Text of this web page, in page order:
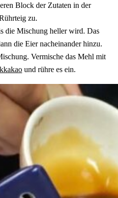
Block der Zutaten in der
zu.
die Mischung heller wird. Das
die Eier nacheinander hinzu.
Vermische das Mehl mit
und rühre es ein.